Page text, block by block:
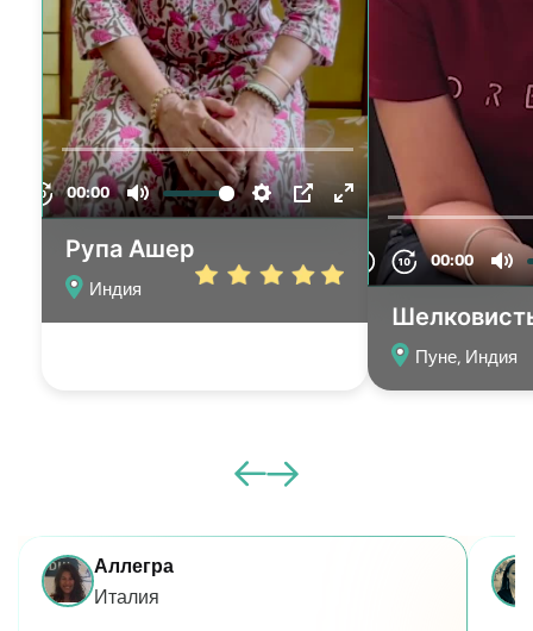
Рупа Ашер
Индия
Пуне, Индия
Аллегра
Италия